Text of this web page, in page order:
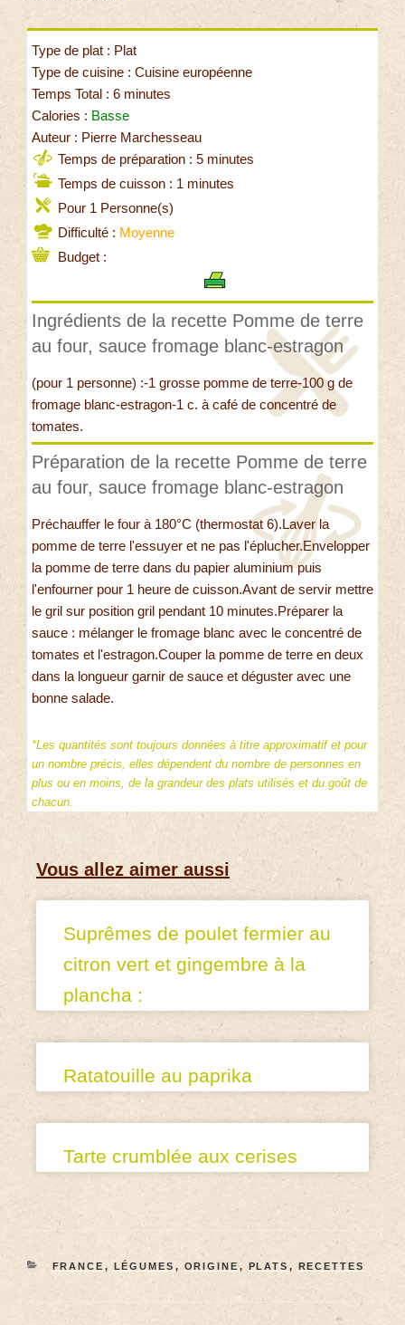
Type de plat : Plat
Type de cuisine : Cuisine européenne
Temps Total : 6 minutes
Calories : Basse
Auteur : Pierre Marchesseau
Temps de préparation : 5 minutes
Temps de cuisson : 1 minutes
Pour 1 Personne(s)
Difficulté : Moyenne
Budget :
Ingrédients de la recette Pomme de terre
au four, sauce fromage blanc-estragon
(pour 1 personne) :-1 grosse pomme de terre-100 g de
fromage blanc-estragon-1 c. à café de concentré de
tomates.
Préparation de la recette Pomme de terre
au four, sauce fromage blanc-estragon
Préchauffer le four à 180°C (thermostat 6).Laver la
pomme de terre l'essuyer et ne pas l'éplucher.Envelopper
la pomme de terre dans du papier aluminium puis
l'enfourner pour 1 heure de cuisson.Avant de servir mettre
le gril sur position gril pendant 10 minutes.Préparer la
sauce : mélanger le fromage blanc avec le concentré de
tomates et l'estragon.Couper la pomme de terre en deux
dans la longueur garnir de sauce et déguster avec une
bonne salade.
*Les quantités sont toujours données à titre approximatif et pour
un nombre précis, elles dépendent du nombre de personnes en
plus ou en moins, de la grandeur des plats utilisés et du goût de
chacun.
Vous allez aimer aussi
Suprêmes de poulet fermier au
citron vert et gingembre à la
plancha :
Ratatouille au paprika
Tarte crumblée aux cerises
FRANCE , LÉGUMES , ORIGINE , PLATS , RECETTES